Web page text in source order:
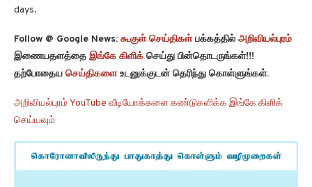
days.
Follow @ Google News: கூகுள் செய்திகள்பக்கத்தில் அறிவியல்புரம்
இணையதளத்தை இங்கே கிளிக் செய்து பின்தொடருங்கள்!!!
தற்போதைய செய்திகளைஉடனுக்குடன் தெரிந்து கொள்ளுங்கள்.
அறிவியல்புரம் YouTube வீடியோக்களை கண்டுகளிக்க இங்கே கிளிக்
செய்யவும்